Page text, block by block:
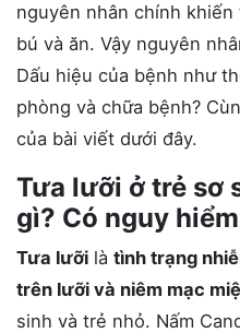
nguyên nhân chính
bú và ăn. Vậy nguyên
Dấu hiệu của bệnh như
phòng và chữa bệnh?
của bài viết dưới đây.
Tưa lưỡi ở trẻ sơ
gì? Có nguy
Tưa lưỡi là tình trạng
trên lưỡi và niêm mạc
sinh và trẻ nhỏ. Nấm